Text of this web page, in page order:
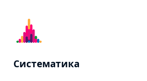
Систематика